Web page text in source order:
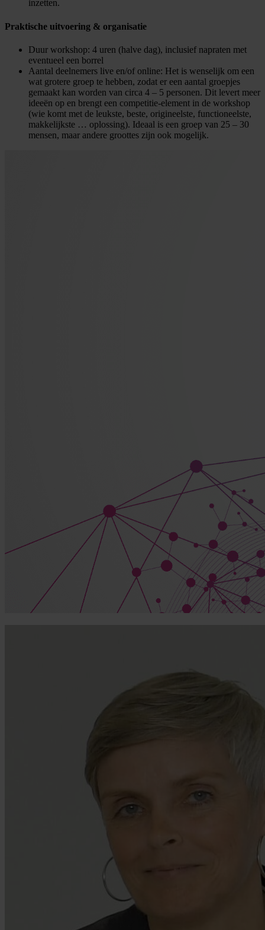
inzetten.
Praktische uitvoering & organisatie
Duur workshop: 4 uren (halve dag), inclusief napraten met
eventueel een borrel
Aantal deelnemers live en/of online: Het is wenselijk om een
wat grotere groep te hebben, zodat er een aantal groepjes
gemaakt kan worden van circa 4 – 5 personen. Dit levert meer
ideeën op en brengt een competitie-element in de workshop
(wie komt met de leukste, beste, origineelste, functioneelste,
makkelijkste … oplossing). Ideaal is een groep van 25 – 30
mensen, maar andere groottes zijn ook mogelijk.